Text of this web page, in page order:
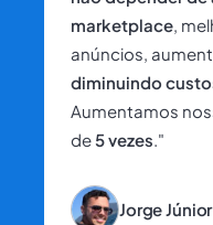
marketplace,
anúncios,
diminuindo
Aumentamos
de5 vezes."
Jorge Júnior